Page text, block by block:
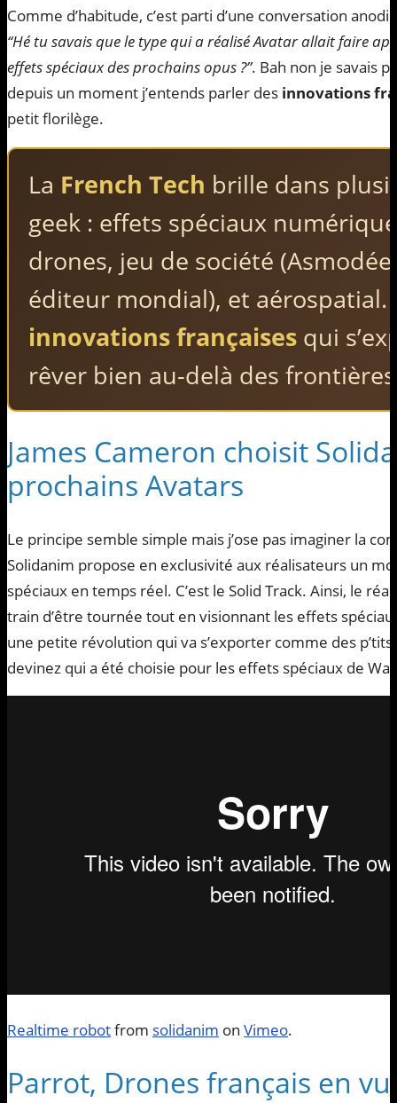
Comme d’habitude, c’est parti d’une conversation
“Hé tu savais que le type qui a réalisé Avatar allait faire
effets spéciaux des prochains opus ?”. Bah non je savais
depuis un moment j’entends parler des innovations
petit florilège.
La French Tech brille dans
geek : effets spéciaux
drones, jeu de société
éditeur mondial), et aérospatial.
innovations françaises qui
rêver bien au-delà des
James Cameron choisit
prochains Avatars
Le principe semble simple mais j’ose pas imaginer la
Solidanim propose en exclusivité aux réalisateurs un
spéciaux en temps réel. C’est le Solid Track. Ainsi, le
train d’être tournée tout en visionnant les effets
une petite révolution qui va s’exporter comme des p’tits
devinez qui a été choisie pour les effets spéciaux de
Realtime robotfrom solidanim on Vimeo.
Parrot, Drones français en